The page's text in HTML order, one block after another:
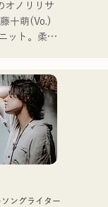
新曲
」を自
オノリリサ
十萌(Vo.)
ット。柔ら
も芯のあ
人の心にそ
曲を制作し
に畳んで」
にリリー
ングライター